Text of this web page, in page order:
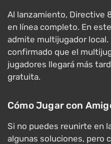
Al lanzamiento, Directive
en línea completo. En
admite multijugador local.
confirmado que el
jugadores llegará más
gratuita.
Cómo Jugar con
Si no puedes reunirte en
algunas soluciones, pero